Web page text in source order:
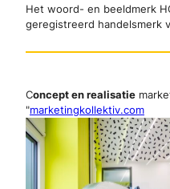
Het woord- en beeldmerk
geregistreerd handelsmerk
Concept en realisatie
"marketingkollektiv.com